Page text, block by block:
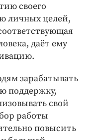
своего
личных целей,
даёт ему
зарабатывать
поддержку,
свой
работы
повысить